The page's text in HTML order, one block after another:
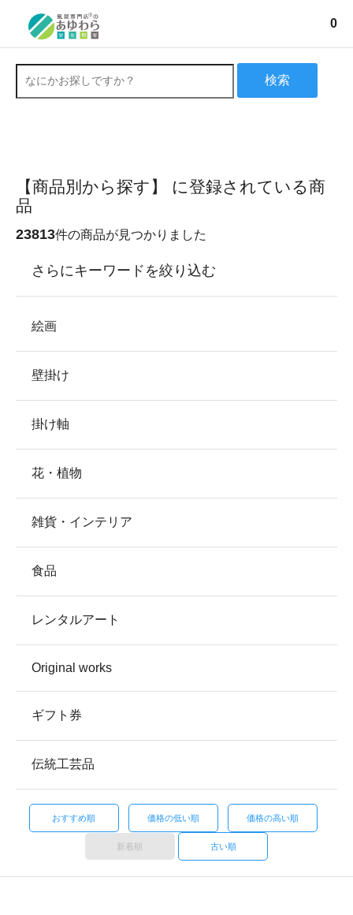
0
検索
【商品別から探す】 に登録されている商
品
23813件の商品が見つかりました
さらにキーワードを絞り込む
絵画
壁掛け
掛け軸
花・植物
雑貨・インテリア
食品
レンタルアート
Original works
ギフト券
伝統工芸品
おすすめ順 価格の低い順 価格の高い順
新着順 古い順